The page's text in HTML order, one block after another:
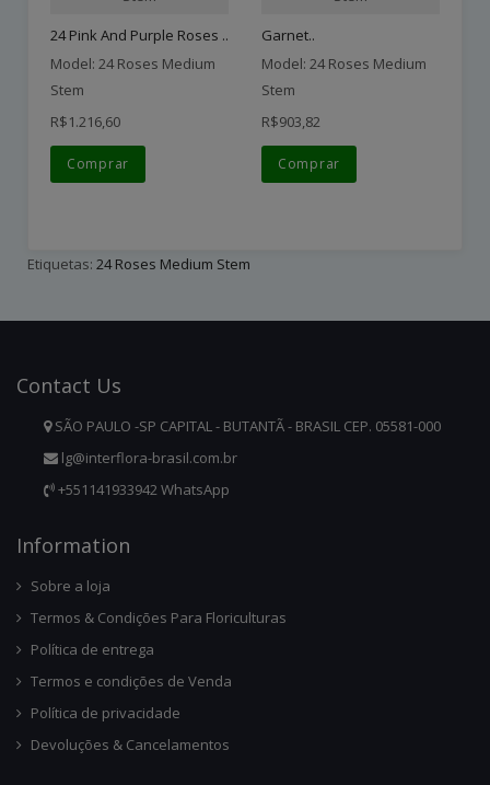
24 Pink And Purple Roses ..
Model: 24 Roses Medium
Stem
R$1.216,60
Comprar
Garnet..
Model: 24 Roses Medium
Stem
R$903,82
Comprar
Etiquetas: 24 Roses Medium Stem
Contact Us
SÃO PAULO -SP CAPITAL - BUTANTÃ - BRASIL CEP. 05581-000
lg@interflora-brasil.com.br
+551141933942 WhatsApp
InforMation
Sobre a loja
Termos & Condições Para Floriculturas
Política de entrega
Termos e condições de Venda
Política de privacidade
Devoluções & Cancelamentos